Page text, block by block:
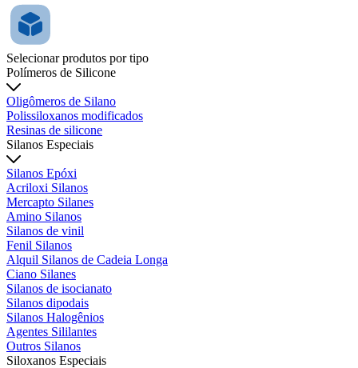
Selecionar produtos por tipo
Polímeros de Silicone
Oligômeros de Silano
Polissiloxanos modificados
Resinas de silicone
Silanos Especiais
Silanos Epóxi
Acriloxi Silanos
Mercapto Silanes
Amino Silanos
Silanos de vinil
Fenil Silanos
Alquil Silanos de Cadeia Longa
Ciano Silanes
Silanos de isocianato
Silanos dipodais
Silanos Halogênios
Agentes Sililantes
Outros Silanos
Siloxanos Especiais